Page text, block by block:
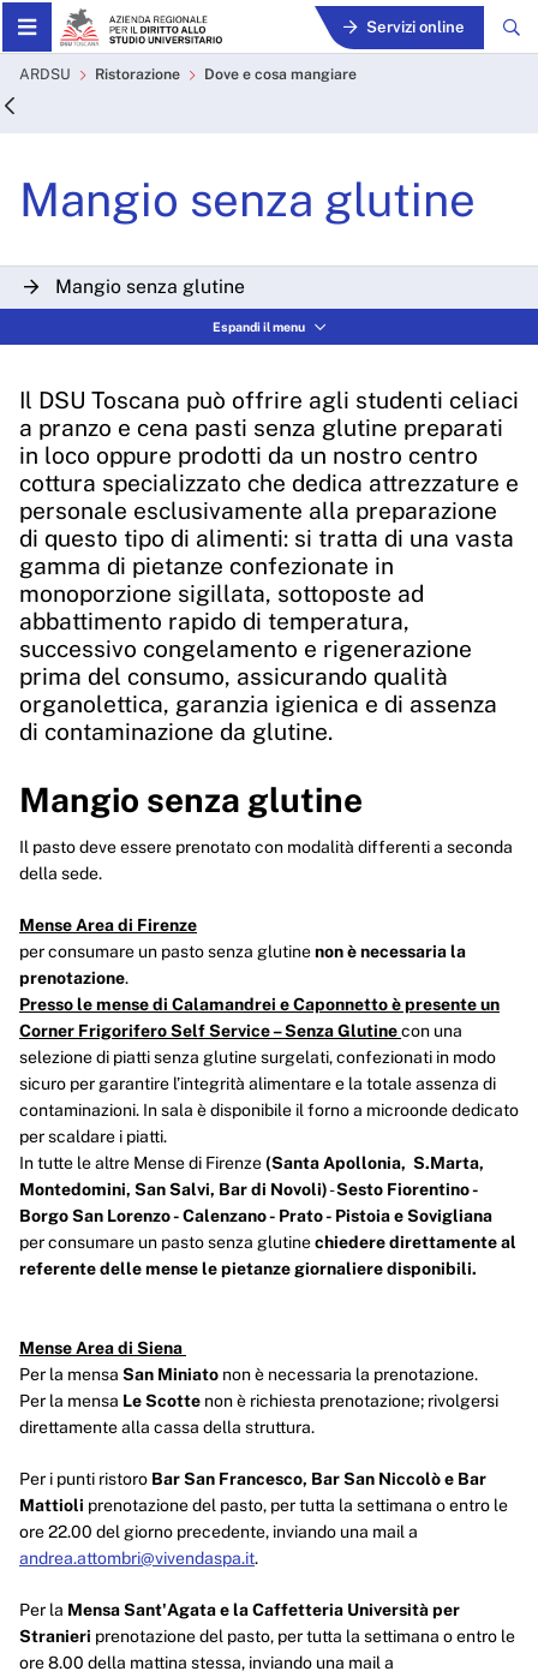
Skip to Main Content Servizi online
Mangio senza glutine -
ARDSU Ristorazione Dove e cosa mangiare
Mangio senza glutine
Mangio senza glutine
Dove e cosa mangiare
Espandi il menu
Il DSU Toscana può offrire agli studenti celiaci
a pranzo e cena pasti senza glutine preparati
in loco oppure prodotti da un nostro centro
cottura specializzato che dedica attrezzature e
personale esclusivamente alla preparazione
di questo tipo di alimenti: si tratta di una vasta
gamma di pietanze confezionate in
monoporzione sigillata, sottoposte ad
abbattimento rapido di temperatura,
successivo congelamento e rigenerazione
prima del consumo, assicurando qualità
organolettica, garanzia igienica e di assenza
di contaminazione da glutine.
Mangio senza glutine
Il pasto deve essere prenotato con modalità differenti a seconda
della sede.
Mense Area di Firenze
per consumare un pasto senza glutinenon è necessaria la
prenotazione.
Presso le mense di Calamandrei e Caponnetto è presente un
Corner Frigorifero Self Service – Senza Glutinecon una
selezione di piatti senza glutine surgelati, confezionati in modo
sicuro per garantire l’integrità alimentare e la totale assenza di
contaminazioni. In sala è disponibile il forno a microonde dedicato
per scaldare i piatti.
In tutte le altre Mense di Firenze(Santa Apollonia, S.Marta,
Montedomini, San Salvi, Bar di Novoli)-Sesto Fiorentino -
Borgo San Lorenzo - Calenzano - Prato - Pistoia e Sovigliana
per consumare un pasto senza glutinechiedere direttamente al
referente delle mense le pietanze giornaliere disponibili.
Mense Area di Siena
Per la mensa San Miniato non è necessaria la prenotazione.
Per la mensa Le Scotte non è richiesta prenotazione; rivolgersi
direttamente alla cassa della struttura.
Per i punti ristoro Bar San Francesco, Bar San Niccolò e Bar
Mattioli prenotazione del pasto, per tutta la settimana o entro le
ore 22.00 del giorno precedente, inviando una mail a
andrea.attombri@vivendaspa.it.
Per la Mensa Sant'Agata e la Caffetteria Università per
Stranieri prenotazione del pasto, per tutta la settimana o entro le
ore 8.00 della mattina stessa, inviando una mail a